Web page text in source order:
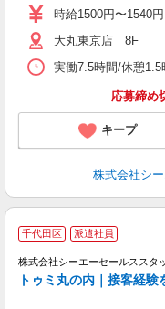
時給1500円〜1540
大丸東京店 8F
実働7.5時間/休憩
応募締め
キープ
株式会社シ
千代田区 派遣社員
株式会社シーエーセールススタ
トゥミ丸の内｜接客経